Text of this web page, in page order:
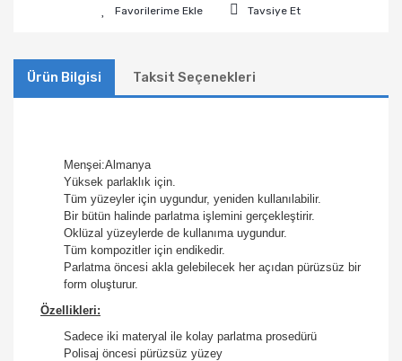
Tavsiye Et
Ürün Bilgisi Taksit Seçenekleri
Menşei:Almanya
Yüksek parlaklık için.
Tüm yüzeyler için uygundur, yeniden kullanılabilir.
Bir bütün halinde parlatma işlemini gerçekleştirir.
Oklüzal yüzeylerde de kullanıma uygundur.
Tüm kompozitler için endikedir.
Parlatma öncesi akla gelebilecek her açıdan pürüzsüz bir
form oluşturur.
Özellikleri:
Sadece iki materyal ile kolay parlatma prosedürü
Polisaj öncesi pürüzsüz yüzey